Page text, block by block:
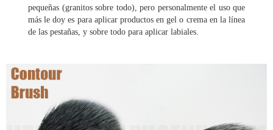
pequeñas (granitos sobre todo), pero personalmente el uso que
más le doy es para aplicar productos en gel o crema en la línea
de las pestañas, y sobre todo para aplicar labiales.